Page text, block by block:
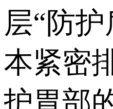
层“防
本紧密
护胃部